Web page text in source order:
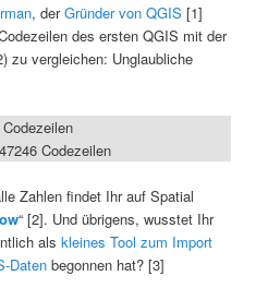
, derGründer von QGIS [1]
des ersten QGIS mit der
zu vergleichen: Unglaubliche
Codezeilen
Zahlen findet Ihr auf Spatial
“ [2]. Und übrigens, wusstet Ihr
alskleines Tool zum Import
Daten begonnen hat? [3]